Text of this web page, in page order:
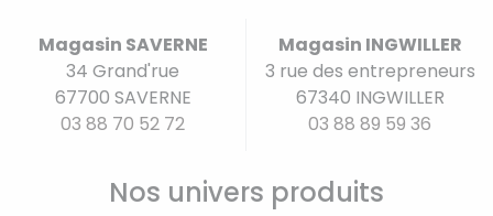
Magasin SAVERNE
34 Grand'rue
67700 SAVERNE
03 88 70 52 72
Magasin INGWILLER
3 rue des entrepreneurs
67340 INGWILLER
03 88 89 59 36
Nos univers produits